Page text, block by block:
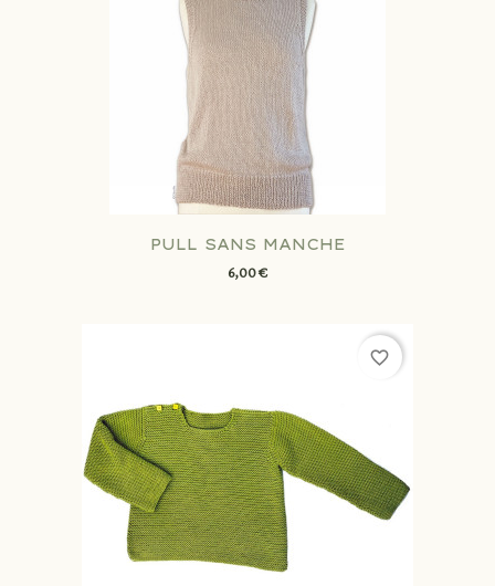
PULL SANS MANCHE
6,00 €
favorite_border